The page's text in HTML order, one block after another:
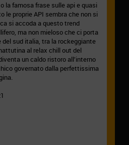
la famosa frase sulle api e quasi
le proprie API sembra che non si
si accoda a questo trend
ma non mieloso che ci porta
del sud italia, tra la rockeggiante
al relax chill out del
un caldo ristoro all’interno
governato dalla perfettissima